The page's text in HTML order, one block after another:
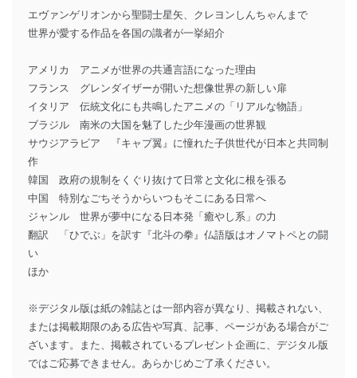
エヴァンゲリオンから聖闘士星矢、クレヨンしんちゃんまで
世界が愛する作品を各国の識者が一挙紹介
アメリカ アニメが世界の共通言語になった理由
フランス グレンダイザーが開いた想像世界の新しい扉
イタリア 伝統文化にも共鳴したアニメの「リアルな物語」
ブラジル 南米の大国を魅了した少年漫画の世界観
サウジアラビア 『キャプ翼』に憧れた子供世代が日本と共同制
作
韓国 政府の規制をくぐり抜けて日常と文化に根を張る
中国 特別なごちそうからいつもそこにある日常へ
ジャンル 世界が夢中になる日本発「癒やし系」の力
翻訳 「ひでぶ」を訳す『北斗の拳』仏語版はオノマトペとの闘
い
ほか
※デジタル版は紙の雑誌とは一部内容が異なり、掲載されない、
または掲載期限のある広告や写真、記事、ページがある場合がご
ざいます。また、掲載されているプレゼント企画に、デジタル版
ではご応募できません。あらかじめご了承ください。